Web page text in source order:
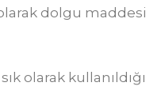
dolgu maddesi
olarak kullanıldığı